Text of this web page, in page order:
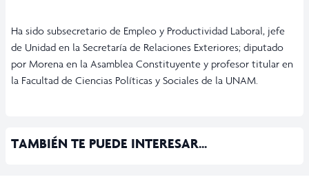
Ha sido subsecretario de Empleo y Productividad Laboral, jefe
de Unidad en la Secretaría de Relaciones Exteriores; diputado
por Morena en la Asamblea Constituyente y profesor titular en
la Facultad de Ciencias Políticas y Sociales de la UNAM.
TAMBIÉN TE PUEDE INTERESAR...